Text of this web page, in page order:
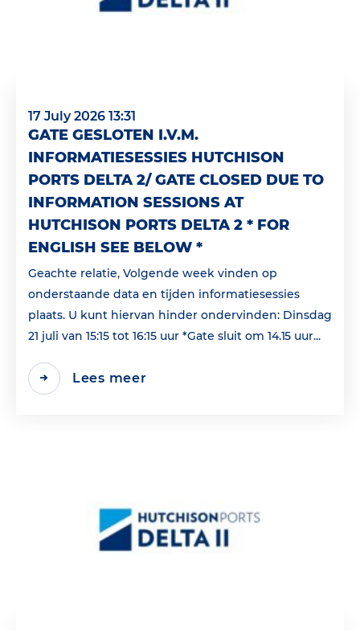
17 July 2026 13:31
GATE GESLOTEN I.V.M.
INFORMATIESESSIES HUTCHISON
PORTS DELTA 2/ GATE CLOSED DUE TO
INFORMATION SESSIONS AT
HUTCHISON PORTS DELTA 2 * FOR
ENGLISH SEE BELOW *
Geachte relatie, Volgende week vinden op
onderstaande data en tijden informatiesessies
plaats. U kunt hiervan hinder ondervinden: Dinsdag
21 juli van 15:15 tot 16:15 uur *Gate sluit om 14.15 uur...
Lees meer